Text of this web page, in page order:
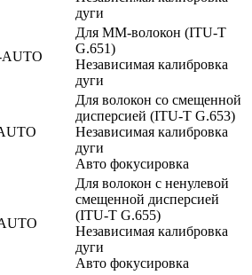
дуги
Для MM-волокон (ITU-T
G.651)
Независимая калибровка
дуги
Для волокон со смещенной
дисперсией (ITU-T G.653)
Независимая калибровка
дуги
Авто фокусировка
Для волокон с ненулевой
смещенной дисперсией
(ITU-T G.655)
Независимая калибровка
дуги
Авто фокусировка